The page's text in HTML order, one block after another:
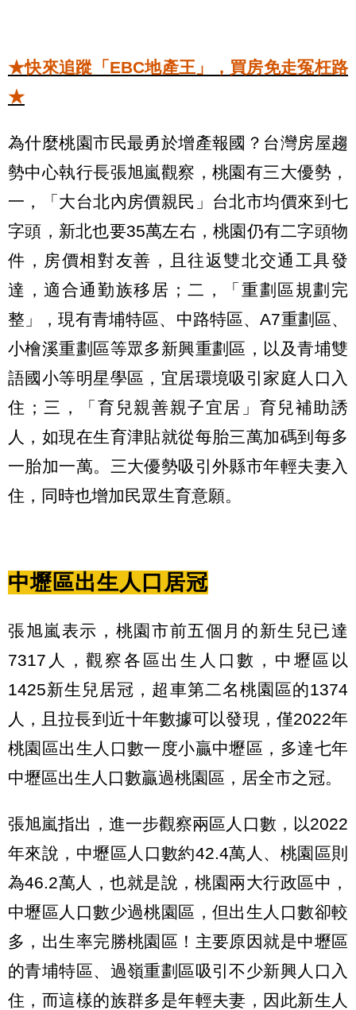
★快來追蹤「EBC地產王」，買房免走冤枉路
★
為什麼桃園市民最勇於增產報國？台灣房屋趨
勢中心執行長張旭嵐觀察，桃園有三大優勢，
一，「大台北內房價親民」台北市均價來到七
字頭，新北也要35萬左右，桃園仍有二字頭物
件，房價相對友善，且往返雙北交通工具發
達，適合通勤族移居；二，「重劃區規劃完
整」，現有青埔特區、中路特區、A7重劃區、
小檜溪重劃區等眾多新興重劃區，以及青埔雙
語國小等明星學區，宜居環境吸引家庭人口入
住；三，「育兒親善親子宜居」育兒補助誘
人，如現在生育津貼就從每胎三萬加碼到每多
一胎加一萬。三大優勢吸引外縣市年輕夫妻入
住，同時也增加民眾生育意願。
中壢區出生人口居冠
張旭嵐表示，桃園市前五個月的新生兒已達
7317人，觀察各區出生人口數，中壢區以
1425新生兒居冠，超車第二名桃園區的1374
人，且拉長到近十年數據可以發現，僅2022年
桃園區出生人口數一度小贏中壢區，多達七年
中壢區出生人口數贏過桃園區，居全市之冠。
張旭嵐指出，進一步觀察兩區人口數，以2022
年來說，中壢區人口數約42.4萬人、桃園區則
為46.2萬人，也就是說，桃園兩大行政區中，
中壢區人口數少過桃園區，但出生人口數卻較
多，出生率完勝桃園區！主要原因就是中壢區
的青埔特區、過嶺重劃區吸引不少新興人口入
住，而這樣的族群多是年輕夫妻，因此新生人